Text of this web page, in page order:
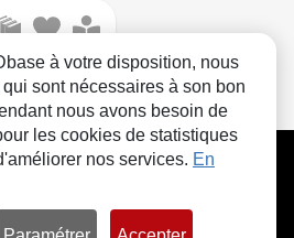
Contact Cookies
à votre disposition, nous
sont nécessaires à son bon
nous avons besoin de
les cookies de statistiques
nos services. En